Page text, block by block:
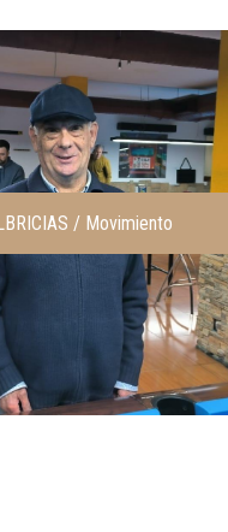
/ Movimiento